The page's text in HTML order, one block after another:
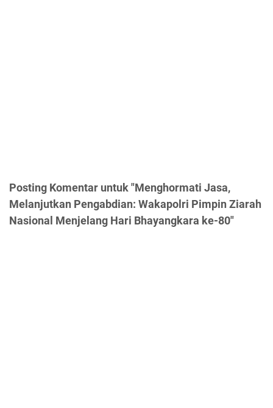
Posting Komentar untuk "Menghormati Jasa,
Melanjutkan Pengabdian: Wakapolri Pimpin Ziarah
Nasional Menjelang Hari Bhayangkara ke-80"